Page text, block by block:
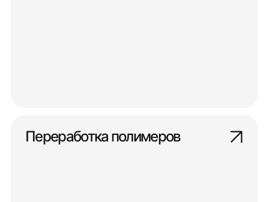
Переработка полимеров